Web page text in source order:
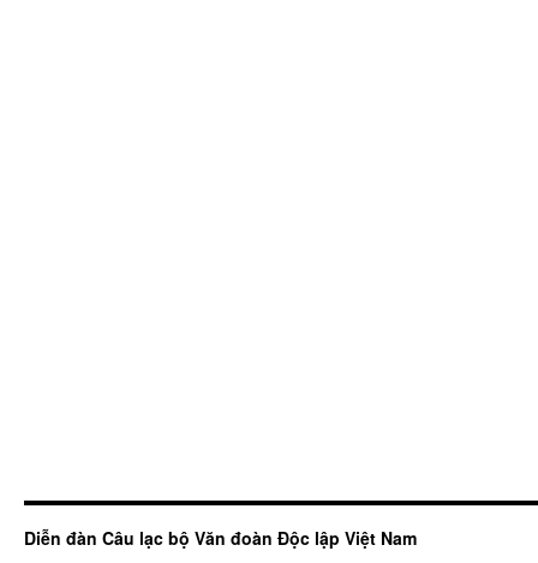
Diễn đàn Câu lạc bộ Văn đoàn Độc lập Việt Nam